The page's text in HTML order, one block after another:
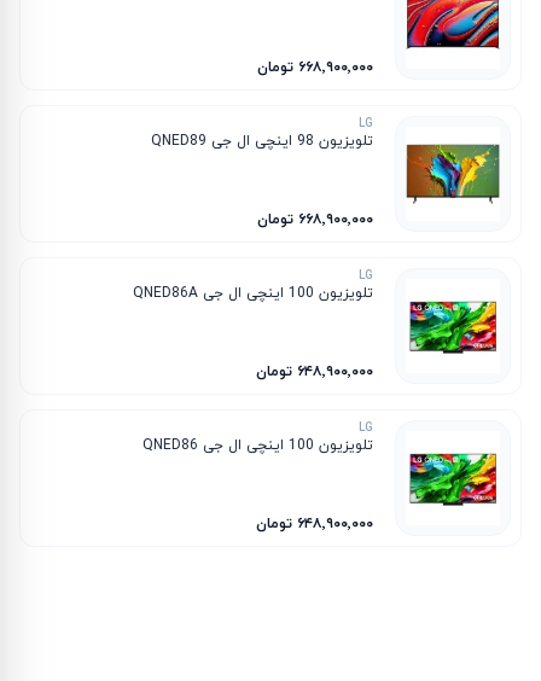
۶۶۸٬۹۰۰٬۰۰۰ تومان
LG
تلویزیون 98 اینچی ال جی QNED89
۶۶۸٬۹۰۰٬۰۰۰ تومان
LG
تلویزیون 100 اینچی ال جی QNED86A
۶۴۸٬۹۰۰٬۰۰۰ تومان
LG
تلویزیون 100 اینچی ال جی QNED86
۶۴۸٬۹۰۰٬۰۰۰ تومان